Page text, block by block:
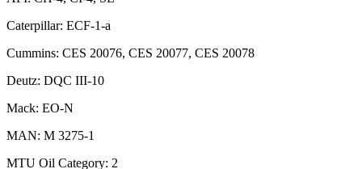
Caterpillar: ECF-1-a
Cummins: CES 20076, CES 20077, CES 20078
Deutz: DQC III-10
Mack: EO-N
MAN: M 3275-1
MTU Oil Category: 2